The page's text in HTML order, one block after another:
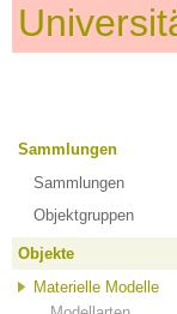
Sammlungen
Sammlungen
Objektgruppen
Objekte
Materielle Modelle